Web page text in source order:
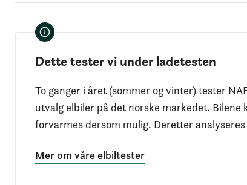
Dette tester vi under ladetesten
To ganger i året (sommer og vinter) tester
utvalg elbiler på det norske markedet.
forvarmes dersom mulig. Deretter
Mer om våre elbiltester